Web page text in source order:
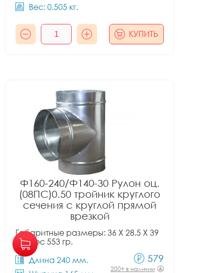
Вес: 0.505 кг.
КУПИТЬ
Ф160-240/Ф140-30 Рулон оц.
(08ПС)0.50 тройник круглого
сечения с круглой прямой
врезкой
Габаритные размеры: 36 X 28.5 X 39
см, вес 553 гр.
Длина 240 мм.
579
200+ в наличии